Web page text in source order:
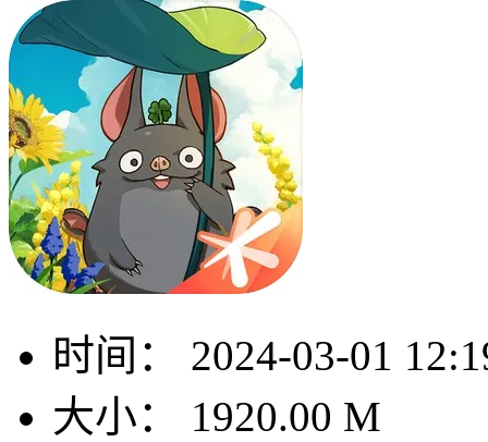
时间：
2024-03-01
大小：
1920.00 M